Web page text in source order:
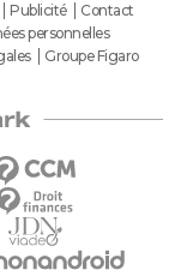
Publicité
Contact
personnelles
Groupe Figaro